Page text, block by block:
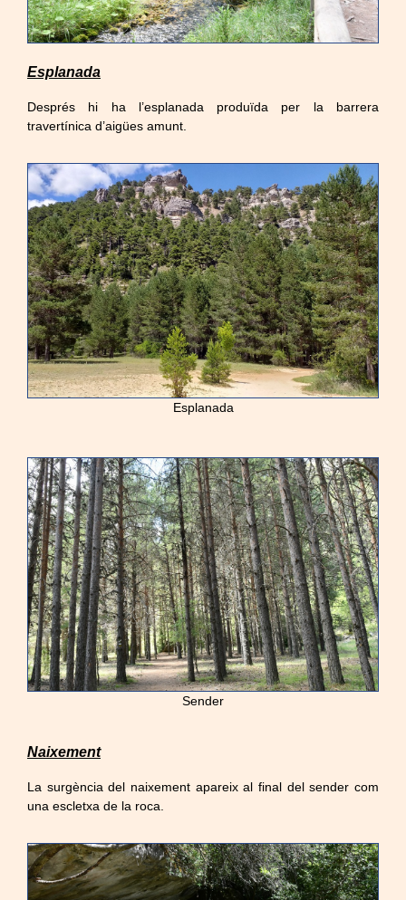
Esplanada
Després hi ha l’esplanada produïda per la barrera
travertínica d’aigües amunt.
Esplanada
Sender
Naixement
La surgència del naixement apareix al final del sender com
una escletxa de la roca.